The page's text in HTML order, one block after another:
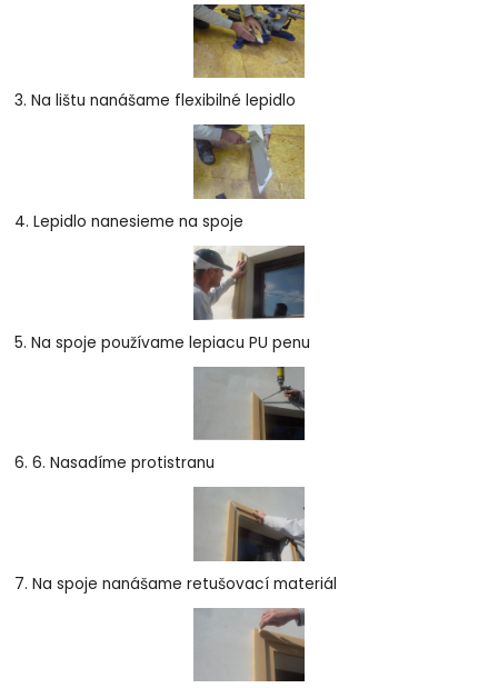
3. Na lištu nanášame flexibilné lepidlo
4. Lepidlo nanesieme na spoje
5. Na spoje používame lepiacu PU penu
6. 6. Nasadíme protistranu
7. Na spoje nanášame retušovací materiál